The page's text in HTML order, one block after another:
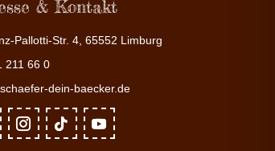
& Kontakt
Pallotti-Str. 4, 65552 Limburg
211 66 0
dein-baecker.de